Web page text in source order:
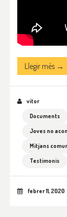
Llegir més →
vitor
Documents
Joves no
Mitjans
Testimonis
febrer 11, 2020